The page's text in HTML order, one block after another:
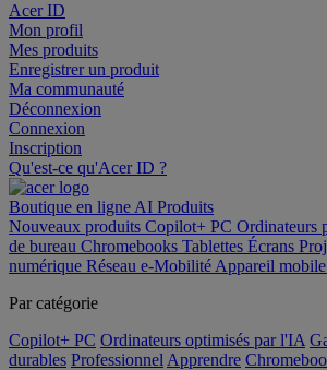
Acer ID
Mon profil
Mes produits
Enregistrer un produit
Ma communauté
Déconnexion
Connexion
Inscription
Qu'est-ce qu'Acer ID ?
Boutique en ligne AI Produits
Nouveaux produits Copilot+ PC Ordinateurs
de bureau Chromebooks Tablettes Écrans
numérique Réseau e-Mobilité Appareil
Par catégorie
Copilot+ PC Ordinateurs optimisés par l'IA
durables Professionnel Apprendre